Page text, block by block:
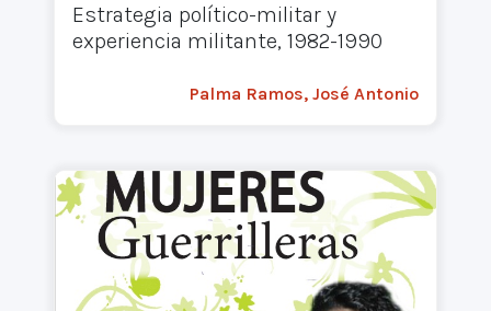
Estrategia político-militar y
experiencia militante, 1982-1990
Palma Ramos, José Antonio